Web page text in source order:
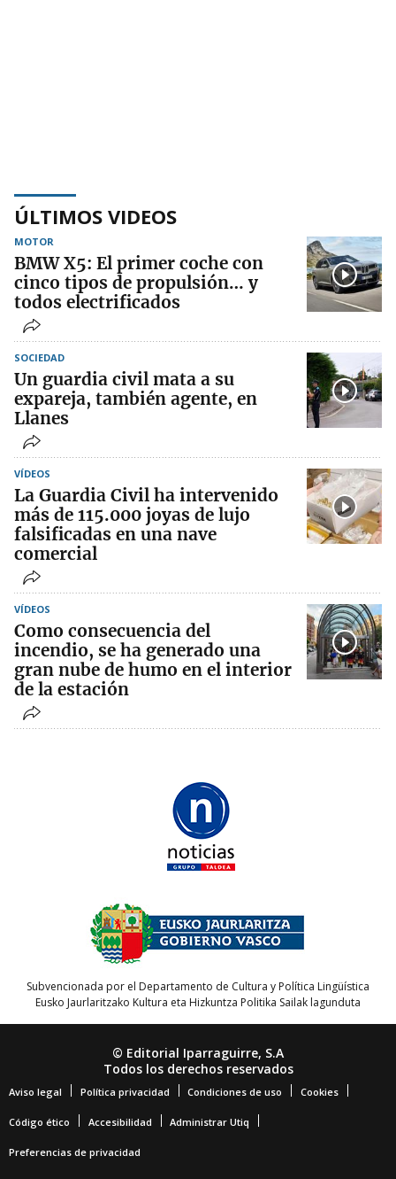
ÚLTIMOS VIDEOS
MOTOR
BMW X5: El primer coche con
cinco tipos de propulsión… y
todos electrificados
SOCIEDAD
Un guardia civil mata a su
expareja, también agente, en
Llanes
VÍDEOS
La Guardia Civil ha intervenido
más de 115.000 joyas de lujo
falsificadas en una nave
comercial
VÍDEOS
Como consecuencia del
incendio, se ha generado una
gran nube de humo en el interior
de la estación
Subvencionada por el Departamento de Cultura y Política Lingüística
Eusko Jaurlaritzako Kultura eta Hizkuntza Politika Sailak lagunduta
© Editorial Iparraguirre, S.A
Todos los derechos reservados
Aviso legal Política privacidad Condiciones de uso Cookies
Código ético Accesibilidad Administrar Utiq
Preferencias de privacidad